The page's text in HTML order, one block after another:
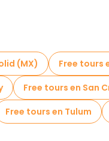
(MX)
Free tours
Free tours en San
Free tours en Tulum